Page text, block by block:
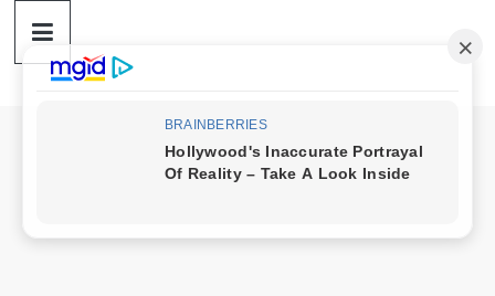
content
ดวง
ราศี